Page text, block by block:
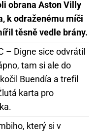
obrana Aston Villy
k odraženému míči
těsně vedle brány.
– Digne sice odvrátil
tam si ale do
Buendía a trefil
karta pro
který si v